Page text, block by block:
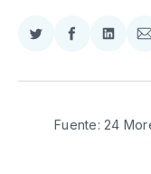
Compartir
Twitter
Compartir
Facebook
Fuente: 24